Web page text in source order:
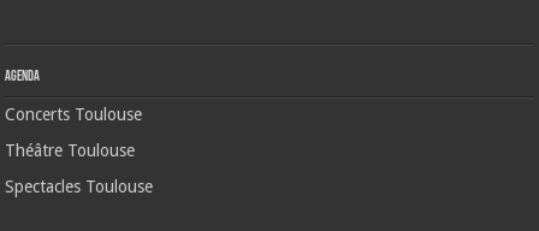
Agenda
Concerts Toulouse
Théâtre Toulouse
Spectacles Toulouse